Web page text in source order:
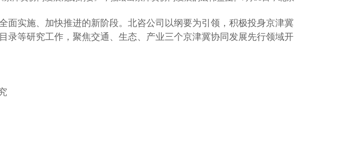
面实施、加快推进的新阶段。北咨公司以纲要为引领，积极投身京津冀
等研究工作，聚焦交通、生态、产业三个京津冀协同发展先行领域开